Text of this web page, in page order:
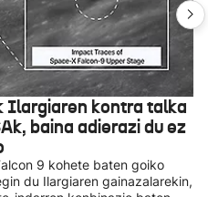
Ilargiaren kontra talka
baina adierazi du ez
9 kohete baten goiko
du Ilargiaren gainazalarekin,